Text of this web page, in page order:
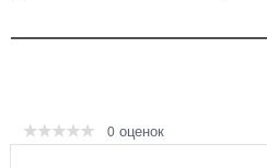
0 оценок